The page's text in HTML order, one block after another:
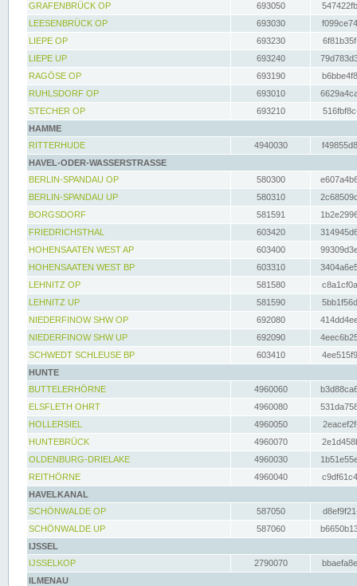
GRAFENBRÜCK OP
693050
LEESENBRÜCK OP
693030
LIEPE OP
693230
LIEPE UP
693240
RAGÖSE OP
693190
RUHLSDORF OP
693010
STECHER OP
693210
HAMME
RITTERHUDE
4940030
HAVEL-ODER-WASSERSTRASSE
BERLIN-SPANDAU OP
580300
BERLIN-SPANDAU UP
580310
BORGSDORF
581591
FRIEDRICHSTHAL
603420
HOHENSAATEN WEST AP
603400
HOHENSAATEN WEST BP
603310
LEHNITZ OP
581580
LEHNITZ UP
581590
NIEDERFINOW SHW OP
692080
NIEDERFINOW SHW UP
692090
SCHWEDT SCHLEUSE BP
603410
HUNTE
BUTTELERHÖRNE
4960060
ELSFLETH OHRT
4960080
HOLLERSIEL
4960050
HUNTEBRÜCK
4960070
OLDENBURG-DRIELAKE
4960030
REITHÖRNE
4960040
HAVELKANAL
SCHÖNWALDE OP
587050
SCHÖNWALDE UP
587060
IJSSEL
IJSSELKOP
2790070
ILMENAU